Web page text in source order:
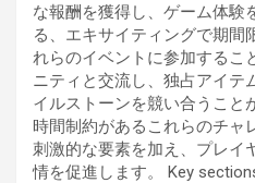
な報酬を獲得し、ゲーム体験
る、エキサイティングで期間
れらのイベントに参加するこ
ニティと交流し、独占アイテ
イルストーンを競い合うこと
時間制約があるこれらのチャ
刺激的な要素を加え、プレイ
情を促進します。 Key